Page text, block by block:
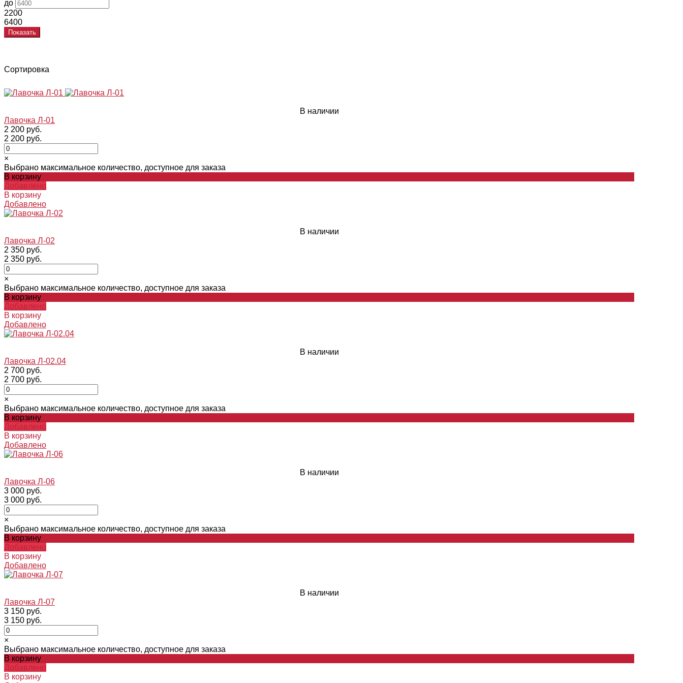
до
2200
6400
Показать
Сортировка
В наличии
Лавочка Л-01
2 200 руб.
2 200 руб.
×
Выбрано максимальное количество, доступное для заказа
В корзину
Добавлено
В корзину
Добавлено
В наличии
Лавочка Л-02
2 350 руб.
2 350 руб.
×
Выбрано максимальное количество, доступное для заказа
В корзину
Добавлено
В корзину
Добавлено
В наличии
Лавочка Л-02.04
2 700 руб.
2 700 руб.
×
Выбрано максимальное количество, доступное для заказа
В корзину
Добавлено
В корзину
Добавлено
В наличии
Лавочка Л-06
3 000 руб.
3 000 руб.
×
Выбрано максимальное количество, доступное для заказа
В корзину
Добавлено
В корзину
Добавлено
В наличии
Лавочка Л-07
3 150 руб.
3 150 руб.
×
Выбрано максимальное количество, доступное для заказа
В корзину
Добавлено
В корзину